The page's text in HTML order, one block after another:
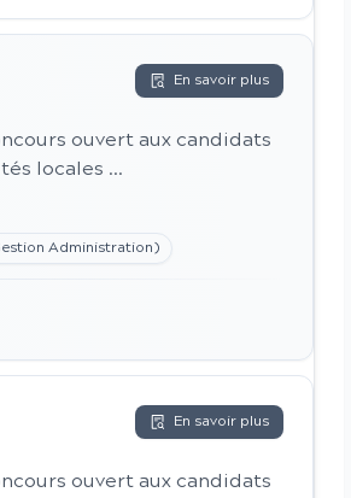
En savoir plus
ouvert aux candidats
locales ...
Administration)
En savoir plus
ouvert aux candidats